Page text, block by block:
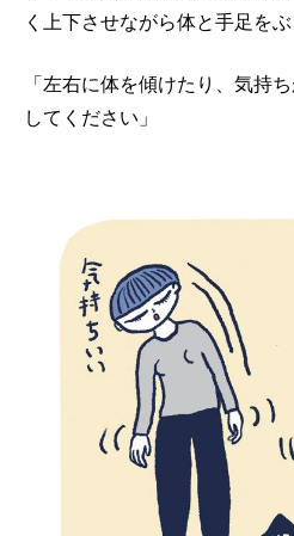
く上下させながら体と手足をぶ
「左右に体を傾けたり、気持
してください」